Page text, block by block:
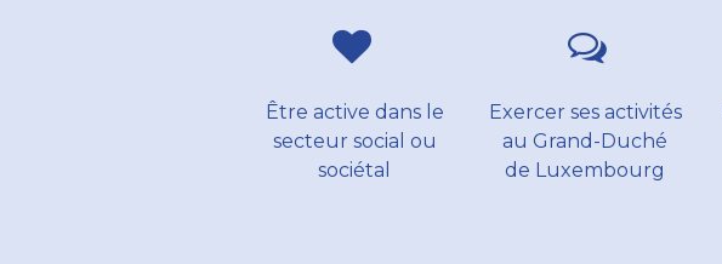
Être active dans le
secteur social ou
sociétal
Exercer ses activités
au Grand-Duché
de Luxembourg